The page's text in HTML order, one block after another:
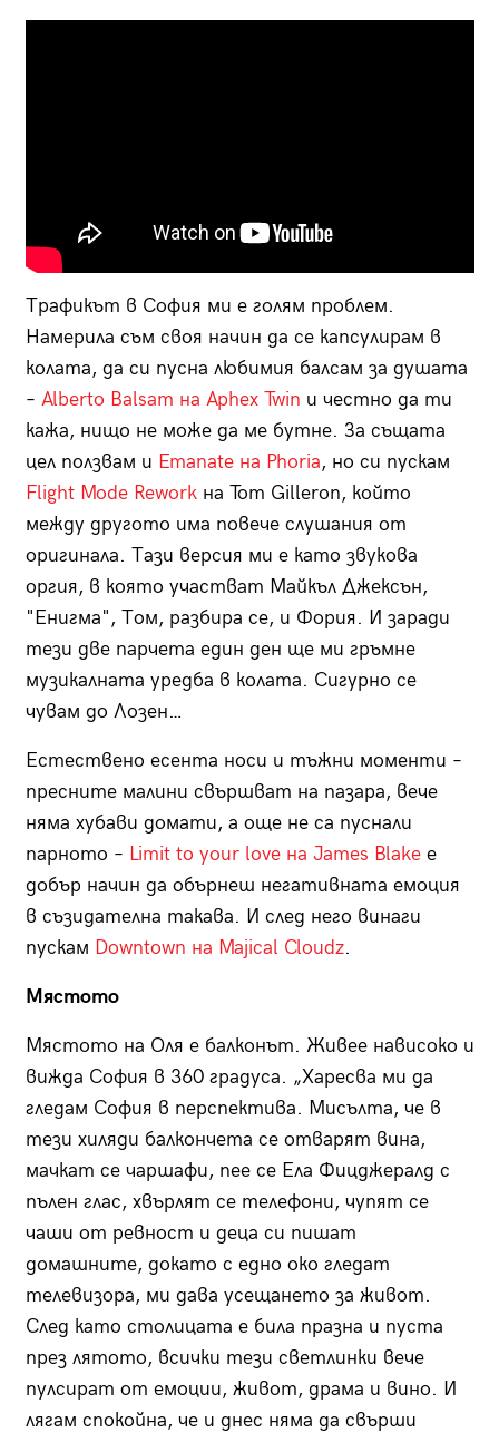
Трафикът в София ми е голям проблем.
Намерила съм своя начин да се капсулирам в
колата, да си пусна любимия балсам за душата
– Alberto Balsam на Aphex Twin и честно да ти
кажа, нищо не може да ме бутне. За същата
цел ползвам и Emanate на Phoria, но си пускам
Flight Mode Reworkна Tom Gilleron, който
между другото има повече слушания от
оригинала. Тази версия ми е като звукова
оргия, в която участват Майкъл Джексън,
"Енигма", Том, разбира се, и Фория. И заради
тези две парчета един ден ще ми гръмне
музикалната уредба в колата. Сигурно се
чувам до Лозен…
Естествено есента носи и тъжни моменти –
пресните малини свършват на пазара, вече
няма хубави домати, а още не са пуснали
парното – Limit to your love на James Blake е
добър начин да обърнеш негативната емоция
в съзидателна такава. И след него винаги
пускам Downtown на Majical Cloudz.
Мястото
Мястото на Оля е балконът. Живее нависоко и
вижда София в 360 градуса. „Харесва ми да
гледам София в перспектива. Мисълта, че в
тези хиляди балкончета се отварят вина,
мачкат се чаршафи, пее се Ела Фицджералд с
пълен глас, хвърлят се телефони, чупят се
чаши от ревност и деца си пишат
домашните, докато с едно око гледат
телевизора, ми дава усещането за живот.
След като столицата е била празна и пуста
през лятото, всички тези светлинки вече
пулсират от емоции, живот, драма и вино. И
лягам спокойна, че и днес няма да свърши